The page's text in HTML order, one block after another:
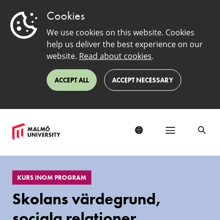
Cookies
We use cookies on this website. Cookies
help us deliver the best experience on our
website. Read about cookies.
ACCEPT ALL ACCEPT NECESSARY
EduSinglePage
KURS INOM PROGRAM
Skolans värdegrund,